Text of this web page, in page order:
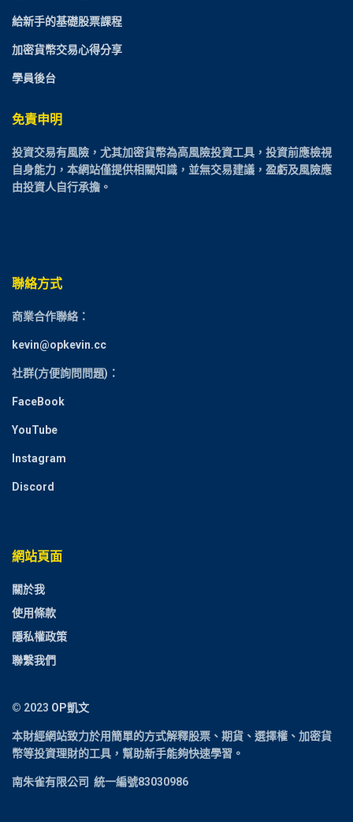
給新手的基礎股票課程
加密貨幣交易心得分享
學員後台
免責申明
投資交易有風險，尤其加密貨幣為高風險投資工具，投資前應檢視
自身能力，本網站僅提供相關知識，並無交易建議，盈虧及風險應
由投資人自行承擔。
聯絡方式
商業合作聯絡：
kevin@opkevin.cc
社群(方便詢問問題)：
FaceBook
YouTube
Instagram
Discord
網站頁面
關於我
使用條款
隱私權政策
聯繫我們
© 2023 OP凱文
本財經網站致力於用簡單的方式解釋股票、期貨、選擇權、加密貨
幣等投資理財的工具，幫助新手能夠快速學習。
南朱雀有限公司 統一編號83030986